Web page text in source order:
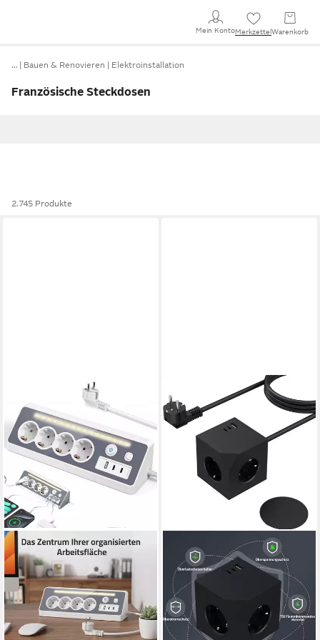
Mein KontoMerkzettel Warenkorb
… Bauen & Renovieren Elektroinstallation
Französische Steckdosen
2.745 Produkte